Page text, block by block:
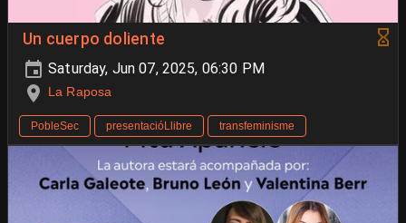
Un cuerpo doliente
Saturday, Jun 07, 2025, 06:30 PM
La Raposa
PobleSec presentacióLlibre transfeminisme